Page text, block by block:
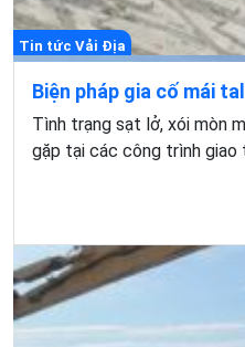
Tin tức Vải Địa
Biện pháp gia cố mái
Tình trạng sạt lở, xói mòn
gặp tại các công trình giao